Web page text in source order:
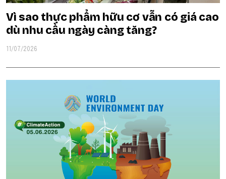
Vì sao thực phẩm hữu cơ vẫn có giá cao
dù nhu cầu ngày càng tăng?
11/07/2026